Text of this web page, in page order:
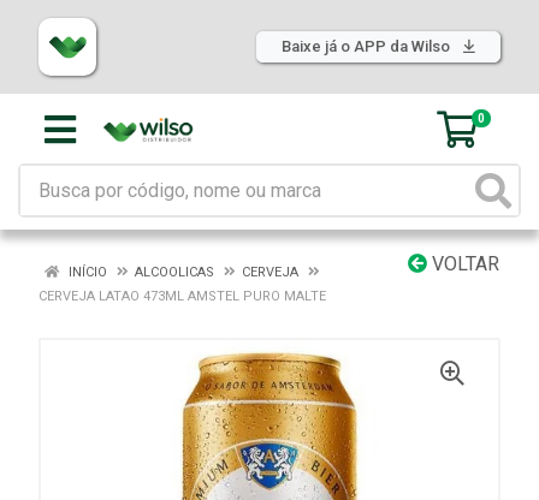
Baixe já o APP da Wilso
0
VOLTAR
INÍCIO ALCOOLICAS
CERVEJA
CERVEJA LATAO 473ML AMSTEL PURO MALTE